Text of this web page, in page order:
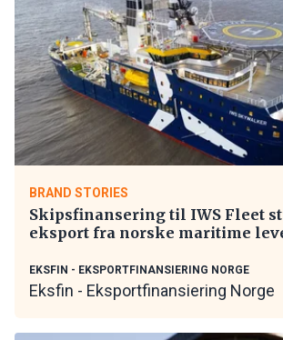
BRAND STORIES
Skipsfinansering til IWS Fleet
eksport fra norske maritime
EKSFIN - EKSPORTFINANSIERING NORGE
Eksfin - Eksportfinansiering Norge